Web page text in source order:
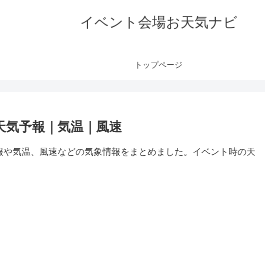
イベント会場お天気ナビ
トップページ
予報｜気温｜風速
気温、風速などの気象情報をまとめました。イベント時の天